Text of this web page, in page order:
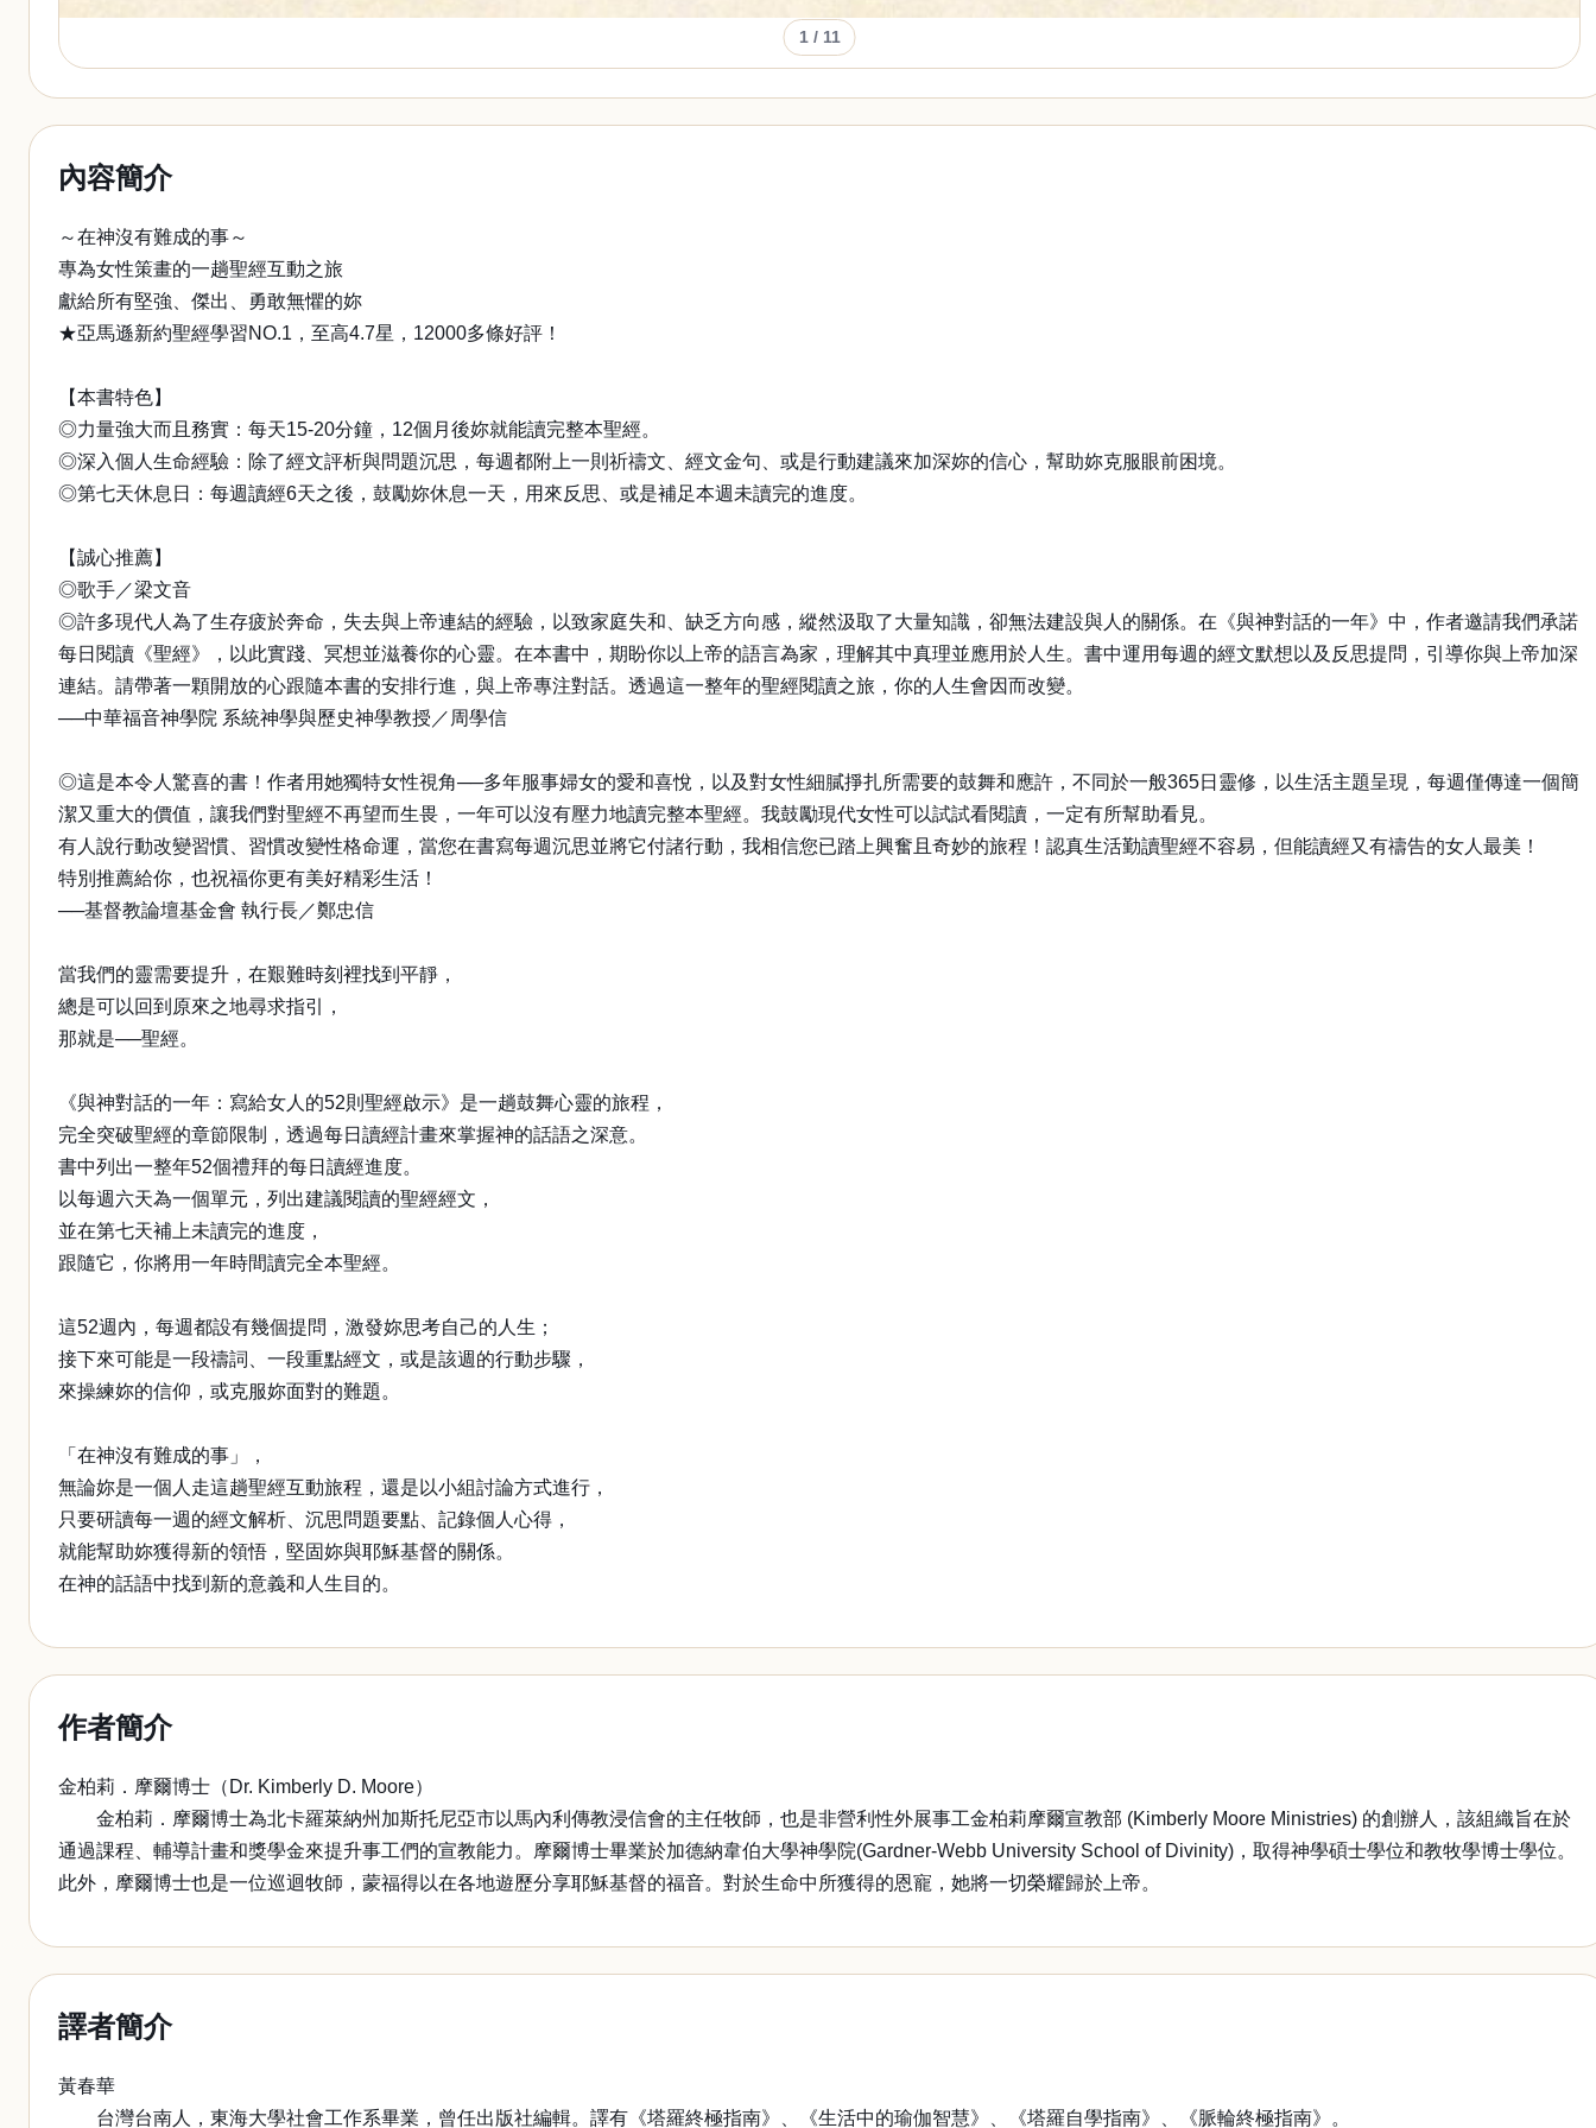
1/ 11
內容簡介
～在神沒有難成的事～
專為女性策畫的一趟聖經互動之旅
獻給所有堅強、傑出、勇敢無懼的妳
★亞馬遜新約聖經學習NO.1，至高4.7星，12000多條好評！
【本書特色】
◎力量強大而且務實：每天15-20分鐘，12個月後妳就能讀完整本聖經。
◎深入個人生命經驗：除了經文評析與問題沉思，每週都附上一則祈禱文、經文金句、或是行動建議來加深妳的信心，幫助妳克服眼前困境。
◎第七天休息日：每週讀經6天之後，鼓勵妳休息一天，用來反思、或是補足本週未讀完的進度。
【誠心推薦】
◎歌手／梁文音
◎許多現代人為了生存疲於奔命，失去與上帝連結的經驗，以致家庭失和、缺乏方向感，縱然汲取了大量知識，卻無法建設與人的關係。在《與神對話的一年》中，作者邀請我們承諾
每日閱讀《聖經》，以此實踐、冥想並滋養你的心靈。在本書中，期盼你以上帝的語言為家，理解其中真理並應用於人生。書中運用每週的經文默想以及反思提問，引導你與上帝加深
連結。請帶著一顆開放的心跟隨本書的安排行進，與上帝專注對話。透過這一整年的聖經閱讀之旅，你的人生會因而改變。
──中華福音神學院 系統神學與歷史神學教授／周學信
◎這是本令人驚喜的書！作者用她獨特女性視角──多年服事婦女的愛和喜悅，以及對女性細膩掙扎所需要的鼓舞和應許，不同於一般365日靈修，以生活主題呈現，每週僅傳達一個簡
潔又重大的價值，讓我們對聖經不再望而生畏，一年可以沒有壓力地讀完整本聖經。我鼓勵現代女性可以試試看閱讀，一定有所幫助看見。
有人說行動改變習慣、習慣改變性格命運，當您在書寫每週沉思並將它付諸行動，我相信您已踏上興奮且奇妙的旅程！認真生活勤讀聖經不容易，但能讀經又有禱告的女人最美！
特別推薦給你，也祝福你更有美好精彩生活！
──基督教論壇基金會 執行長／鄭忠信
當我們的靈需要提升，在艱難時刻裡找到平靜，
總是可以回到原來之地尋求指引，
那就是──聖經。
《與神對話的一年：寫給女人的52則聖經啟示》是一趟鼓舞心靈的旅程，
完全突破聖經的章節限制，透過每日讀經計畫來掌握神的話語之深意。
書中列出一整年52個禮拜的每日讀經進度。
以每週六天為一個單元，列出建議閱讀的聖經經文，
並在第七天補上未讀完的進度，
跟隨它，你將用一年時間讀完全本聖經。
這52週內，每週都設有幾個提問，激發妳思考自己的人生；
接下來可能是一段禱詞、一段重點經文，或是該週的行動步驟，
來操練妳的信仰，或克服妳面對的難題。
「在神沒有難成的事」，
無論妳是一個人走這趟聖經互動旅程，還是以小組討論方式進行，
只要研讀每一週的經文解析、沉思問題要點、記錄個人心得，
就能幫助妳獲得新的領悟，堅固妳與耶穌基督的關係。
在神的話語中找到新的意義和人生目的。
作者簡介
金柏莉．摩爾博士（Dr. Kimberly D. Moore）
金柏莉．摩爾博士為北卡羅萊納州加斯托尼亞市以馬內利傳教浸信會的主任牧師，也是非營利性外展事工金柏莉摩爾宣教部 (Kimberly Moore Ministries) 的創辦人，該組織旨在於
通過課程、輔導計畫和獎學金來提升事工們的宣教能力。摩爾博士畢業於加德納韋伯大學神學院(Gardner-Webb University School of Divinity)，取得神學碩士學位和教牧學博士學位。
此外，摩爾博士也是一位巡迴牧師，蒙福得以在各地遊歷分享耶穌基督的福音。對於生命中所獲得的恩寵，她將一切榮耀歸於上帝。
譯者簡介
黃春華
台灣台南人，東海大學社會工作系畢業，曾任出版社編輯。譯有《塔羅終極指南》、《生活中的瑜伽智慧》、《塔羅自學指南》、《脈輪終極指南》。